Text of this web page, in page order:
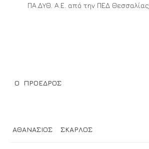
ΠΑ.ΔΥΘ. Α.Ε. από την ΠΕΔ Θεσσαλίας.
Ο ΠΡΟΕΔΡΟΣ
ΑΘΑΝΑΣΙΟΣ ΣΚΑΡΛΟΣ